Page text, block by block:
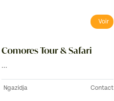
Voir
Comores Tour & Safari
...
Ngazidja Contact